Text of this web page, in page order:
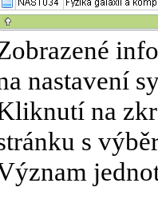
nastavení
na
s